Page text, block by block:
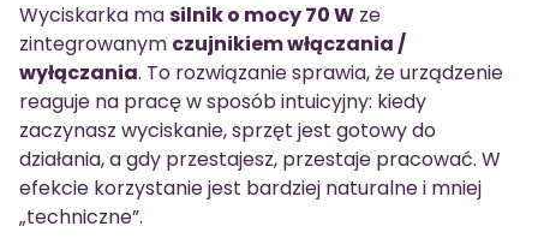
Wyciskarka masilnik o mocy 70 W ze
zintegrowanym czujnikiem włączania /
wyłączania. To rozwiązanie sprawia, że urządzenie
reaguje na pracę w sposób intuicyjny: kiedy
zaczynasz wyciskanie, sprzęt jest gotowy do
działania, a gdy przestajesz, przestaje pracować. W
efekcie korzystanie jest bardziej naturalne i mniej
„techniczne”.